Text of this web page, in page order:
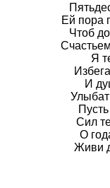
Ей пора
Чтоб
Я
И
Сил
О
Живи